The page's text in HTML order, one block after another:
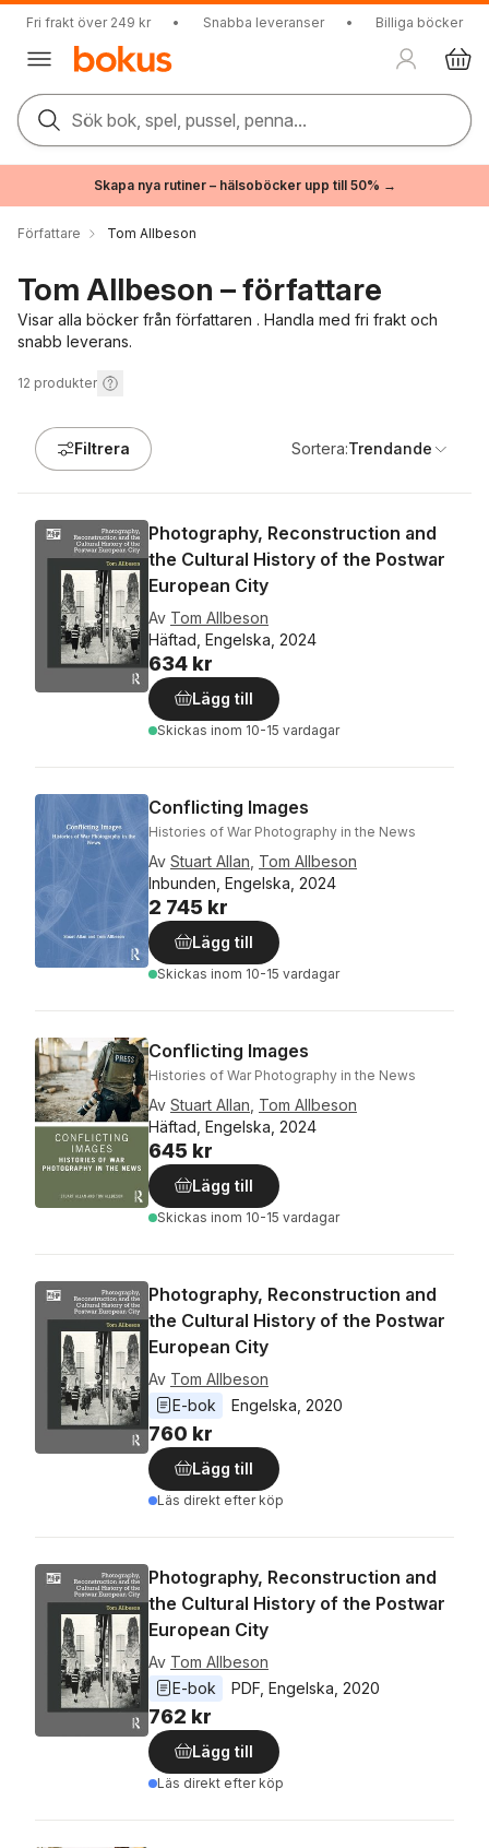
Fri frakt över 249 kr • Snabba leveranser • Billiga böcker
Sök bok, spel, pussel, penna...
Skapa nya rutiner – hälsoböcker upp till 50% →
Författare Tom Allbeson
Tom Allbeson – författare
Visar alla böcker från författaren . Handla med fri frakt och
snabb leverans.
12 produkter
Filtrera Sortera:Trendande
Photography, Reconstruction and
the Cultural History of the Postwar
European City
Av Tom Allbeson
Häftad, Engelska, 2024
634 kr
Lägg till
Skickas inom 10-15 vardagar
Conflicting Images
Histories of War Photography in the News
Av Stuart Allan Tom Allbeson
Inbunden, Engelska, 2024
2 745 kr
Lägg till
Skickas inom 10-15 vardagar
Conflicting Images
Histories of War Photography in the News
Av Stuart Allan Tom Allbeson
Häftad, Engelska, 2024
645 kr
Lägg till
Skickas inom 10-15 vardagar
Photography, Reconstruction and
the Cultural History of the Postwar
European City
Av Tom Allbeson
E-bok
Engelska 2020
760 kr
Lägg till
Läs direkt efter köp
Photography, Reconstruction and
the Cultural History of the Postwar
European City
Av Tom Allbeson
E-bok
PDF Engelska 2020
762 kr
Lägg till
Läs direkt efter köp